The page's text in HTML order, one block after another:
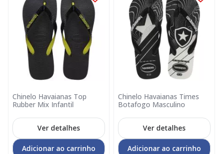
Chinelo Havaianas Top
Rubber Mix Infantil
Ver detalhes
Adicionar ao carrinho
Chinelo Havaianas Times
Botafogo Masculino
Ver detalhes
Adicionar ao carrinho